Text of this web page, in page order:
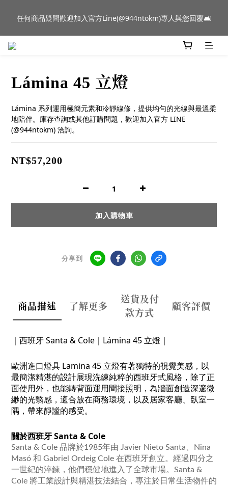
群門市展示中✨
任何商品疑問歡迎加入官方Line(@944ntokm)專人與您回覆🛋️
新品到貨｜日本燈具品牌 Ambientec 年度新品 Barcarolle 臺中樂
Lámina 45 立燈
Lámina 系列運用極簡元素和冷靜線條，提供均勻的光線與最溫柔
地陪伴。庫存查詢或其他訂購問題，歡迎加入官方 LINE
(@944ntokm) 洽詢。
NT$57,200
加入購物車
分享到
商品描述 了解更多
送貨及付
款方式
顧客評價
｜西班牙 Santa & Cole｜Lámina 45 立燈｜
歐洲進口燈具 Lamina 45 立燈有著獨特的視覺美感，以
最簡潔精湛的設計展現洗練純粹的西班牙式風格，除了正
面使用外，也能轉背面運用間接照明，為牆面創造深邃微
緲的光翳感，適合放在商務環境，以及居家客廳、臥室一
隅，帶來靜謐的感受。
關於西班牙 Santa & Cole
Santa & Cole 品牌於1985年由 Javier Nieto Santa、Nina
Masó 和 Gabriel Ordeig Cole 在西班牙創立。經過四分之
一世紀的淬鍊，他們穩健地進入了全球市場。Santa &
Cole 將工業設計與精湛技法結合，專注於日常生活物件的